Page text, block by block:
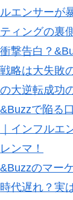
ルエンサーが
ティングの裏側
衝撃告白？
戦略は大失敗
の大逆転成功
&Buzzで陥る
｜インフルエ
レンマ！
&Buzzのマー
時代遅れ？実